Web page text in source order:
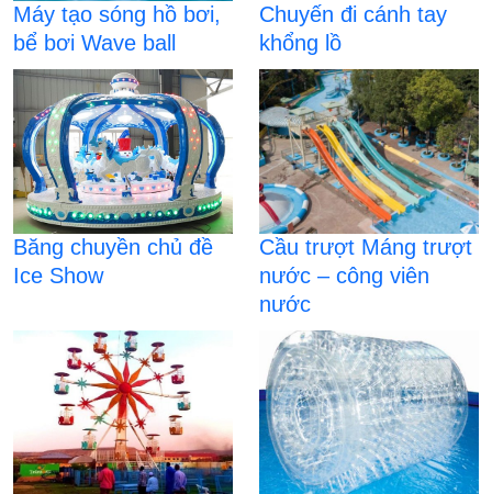
Máy tạo sóng hồ bơi,
bể bơi Wave ball
Chuyến đi cánh tay
khổng lồ
Băng chuyền chủ đề
Ice Show
Cầu trượt Máng trượt
nước – công viên
nước